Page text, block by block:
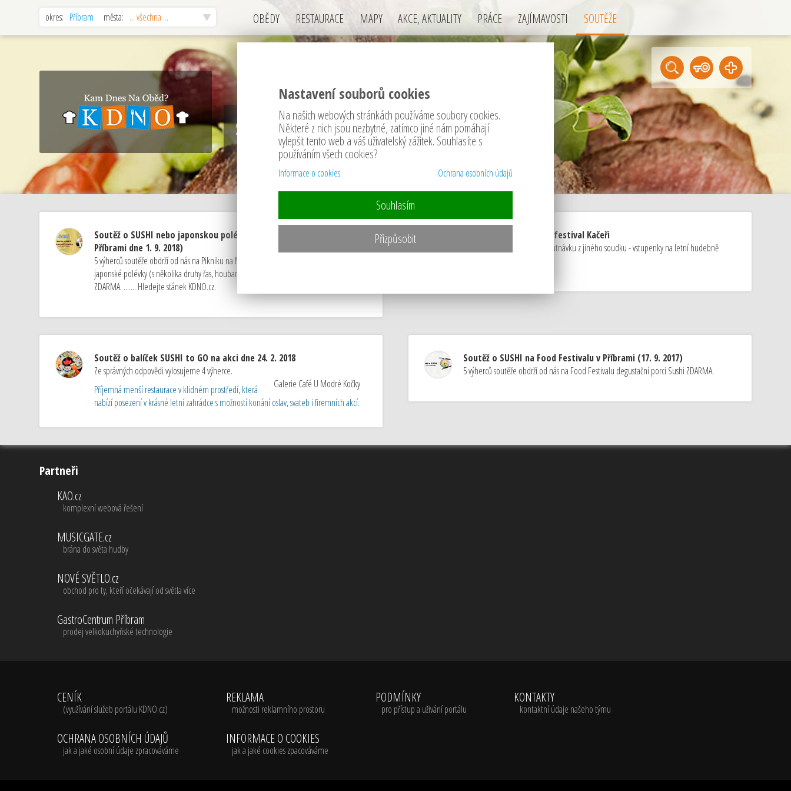
okres: Příbram města: ... všechna ... OBĚDY RESTAURACE MAPY AKCE, AKTUALITY PRÁCE ZAJÍMAVOSTI SOUTĚŽE
Soutěže
Soutěž o SUSHI nebo japonskou polévku na Pikniku na Nováku (v
Příbrami dne 1. 9. 2018)
5 výherců soutěže obdrží od nás na Pikniku na Nováku degustační porci Sushi nebo
japonské polévky (s několika druhy řas, houbami Shiitake a pohankovými nudlemi)
ZDARMA. ....... Hledejte stánek KDNO.cz.
Soutěž o vstupenky na festival Kačeři
Tentokrát pro Vás máme ochutnávku z jiného soudku - vstupenky na letní hudebně
Soutěž o balíček SUSHI to GO na akci dne 24. 2. 2018
Ze správných odpovědi vylosujeme 4 výherce.
Galerie Café U Modré Kočky
Příjemná menší restaurace v klidném prostředí, která
nabízí posezení v krásné letní zahrádce s možností konání oslav, svateb i firemních akcí.
Soutěž o SUSHI na Food Festivalu v Příbrami (17. 9. 2017)
5 výherců soutěže obdrží od nás na Food Festivalu degustační porci Sushi ZDARMA.
Partneři
KAO.cz
komplexní webová řešení
MUSICGATE.cz
brána do světa hudby
NOVÉ SVĚTLO.cz
obchod pro ty, kteří očekávají od světla více
GastroCentrum Příbram
prodej velkokuchyňské technologie
CENÍK
(využívání služeb portálu KDNO.cz)
OCHRANA OSOBNÍCH ÚDAJŮ
jak a jaké osobní údaje zpracováváme
REKLAMA
možnosti reklamního prostoru
INFORMACE O COOKIES
jak a jaké cookies zpacováváme
PODMÍNKY
pro přístup a uživání portálu
KONTAKTY
kontaktní údaje našeho týmu
Nastavení souborů cookies
Na našich webových stránkách používáme soubory cookies.
Některé z nich jsou nezbytné, zatímco jiné nám pomáhají
vylepšit tento web a váš uživatelský zážitek. Souhlasíte s
používáním všech cookies?
Informace o cookies Ochrana osobních údajů
Souhlasím
Přizpůsobit